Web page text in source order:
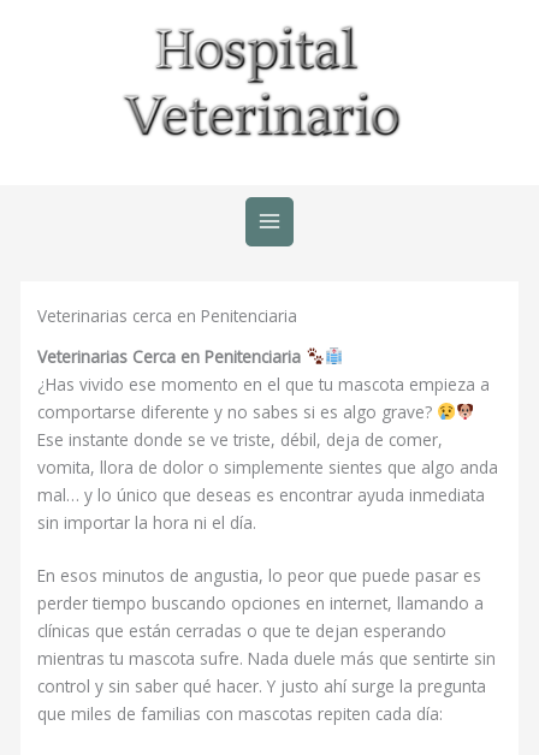
Veterinarias cerca en Penitenciaria
Veterinarias Cerca en Penitenciaria
¿Has vivido ese momento en el que tu mascota empieza a
comportarse diferente y no sabes si es algo grave?
Ese instante donde se ve triste, débil, deja de comer,
vomita, llora de dolor o simplemente sientes que algo anda
mal… y lo único que deseas es encontrar ayuda inmediata
sin importar la hora ni el día.
En esos minutos de angustia, lo peor que puede pasar es
perder tiempo buscando opciones en internet, llamando a
clínicas que están cerradas o que te dejan esperando
mientras tu mascota sufre. Nada duele más que sentirte sin
control y sin saber qué hacer. Y justo ahí surge la pregunta
que miles de familias con mascotas repiten cada día: